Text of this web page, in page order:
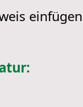
einfügen